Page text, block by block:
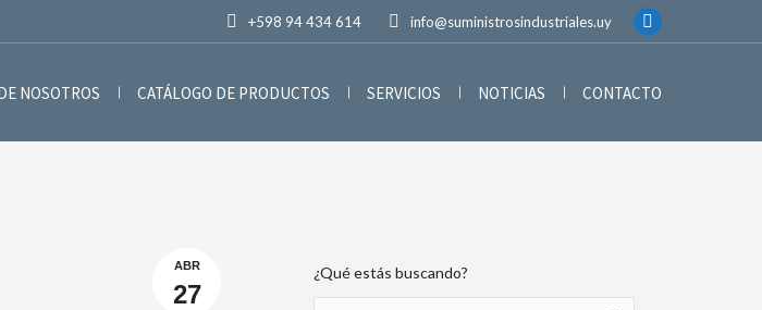
+598 94 434 614 info@suministrosindustriales.uy
NOSOTROS CATÁLOGO DE PRODUCTOS SERVICIOS NOTICIAS CONTACTO
ABR
27
¿Qué estás buscando?